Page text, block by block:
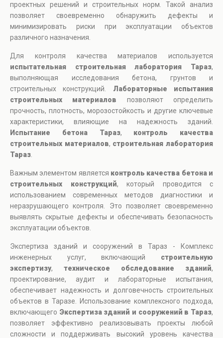
проектных решений и строительных норм. Такой анализ
позволяет своевременно обнаружить дефекты и
минимизировать риски при эксплуатации объектов
различного назначения.
Для контроля качества материалов используется
испытательная строительная лаборатория Тараз,
выполняющая исследования бетона, грунтов и
строительных конструкций. Лабораторные испытания
строительных материалов позволяют определить
прочность, плотность, морозостойкость и другие ключевые
характеристики, влияющие на надежность зданий.
Испытание бетона Тараз, контроль качества
строительных материалов, строительная лаборатория
Тараз
Важным элементом является контроль качества бетона и
строительных конструкций, который проводится с
использованием современных методов диагностики и
неразрушающего контроля. Это позволяет своевременно
выявлять скрытые дефекты и обеспечивать безопасность
эксплуатации объектов.
Экспертиза зданий и сооружений в Тараз - Комплекс
инженерных услуг, включающий строительную
экспертизу, техническое обследование зданий,
проектирование, аудит и лабораторные испытания,
обеспечивает надежность и долговечность строительных
объектов в Таразе. Использование комплексного подхода,
включающего Экспертиза зданий и сооружений в Тараз,
позволяет эффективно реализовывать проекты любой
сложности и поддерживать высокий уровень качества